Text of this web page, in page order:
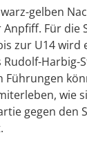
gelben
Für die
zur U14 wird
Harbig-
Führungen
wie
gegen den